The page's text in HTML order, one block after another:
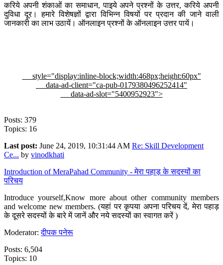
करिये अपनी शंकाओं का समाधान, पाइये अपने प्रश्नों के उत्तर, करिये अपनी
दुविधा दूर। हमारे विशेषज्ञों द्वारा विभिन्न विषयों पर प्रदान की जाने वाली
जानकारी का लाभ उठायें। ऑनलाइन प्रश्नों के ऑनलाइन उत्तर पायें।
style="display:inline-block;width:468px;height:60px"
data-ad-client="ca-pub-0179380496252414"
data-ad-slot="5400952923">
Posts: 379
Topics: 16
Last post: June 24, 2019, 10:31:44 AM Re: Skill Development
Ce... by vinodkhati
Introduction of MeraPahad Community - मेरा पहाड़ के सदस्यों का
परिचय
Introduce yourself,Know more about other community members
and welcome new members. (यहां पर कृपया अपना परिचय दें, मेरा पहाड़
के दूसरे सदस्यों के बारे में जानें और नये सदस्यों का स्वागत करें )
Moderator:दीपक पनेरू
Posts: 6,504
Topics: 10